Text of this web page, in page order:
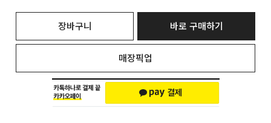
장바구니 바로 구매하기
매장픽업